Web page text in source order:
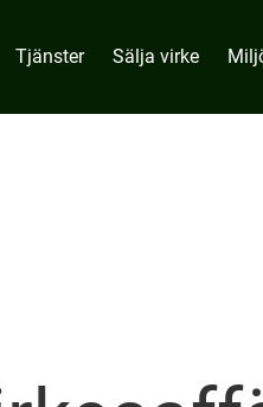
Tjänster Sälja virke